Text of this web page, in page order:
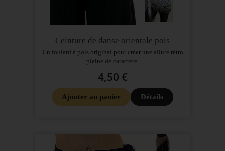
Ceinture de danse orientale pois
Un foulard à pois original pour créer une allure rétro
pleine de caractère.
4,50 €
Ajouter au panier Détails